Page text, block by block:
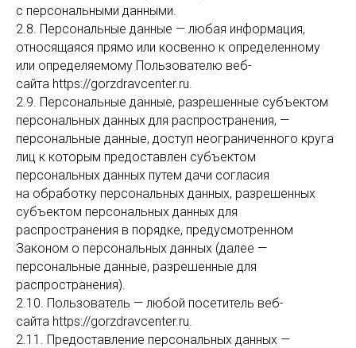
с персональными данными.
2.8. Персональные данные — любая информация,
относящаяся прямо или косвенно к определенному
или определяемому Пользователю веб-
сайта https://gorzdravcenter.ru.
2.9. Персональные данные, разрешенные субъектом
персональных данных для распространения, —
персональные данные, доступ неограниченного круга
лиц к которым предоставлен субъектом
персональных данных путем дачи согласия
на обработку персональных данных, разрешенных
субъектом персональных данных для
распространения в порядке, предусмотренном
Законом о персональных данных (далее —
персональные данные, разрешенные для
распространения).
2.10. Пользователь — любой посетитель веб-
сайта https://gorzdravcenter.ru.
2.11. Предоставление персональных данных —